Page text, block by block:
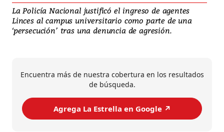
La Policía Nacional justificó el ingreso de agentes
Linces al campus universitario como parte de una
‘persecución’ tras una denuncia de agresión.
Encuentra más de nuestra cobertura en los resultados
de búsqueda.
Agrega La Estrella en Google ↗️